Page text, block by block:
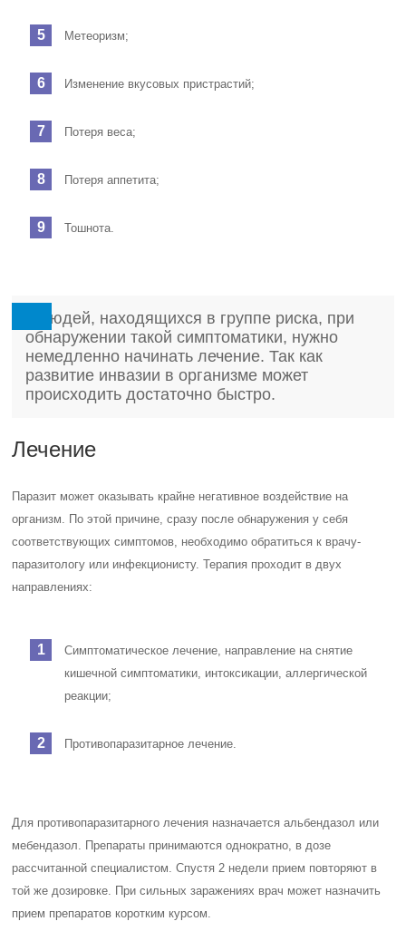
Метеоризм;
Изменение вкусовых пристрастий;
Потеря веса;
Потеря аппетита;
Тошнота.
У людей, находящихся в группе риска, при
обнаружении такой симптоматики, нужно
немедленно начинать лечение. Так как
развитие инвазии в организме может
происходить достаточно быстро.
Лечение
Паразит может оказывать крайне негативное воздействие на
организм. По этой причине, сразу после обнаружения у себя
соответствующих симптомов, необходимо обратиться к врачу-
паразитологу или инфекционисту. Терапия проходит в двух
направлениях:
Симптоматическое лечение, направление на снятие
кишечной симптоматики, интоксикации, аллергической
реакции;
Противопаразитарное лечение.
Для противопаразитарного лечения назначается альбендазол или
мебендазол. Препараты принимаются однократно, в дозе
рассчитанной специалистом. Спустя 2 недели прием повторяют в
той же дозировке. При сильных заражениях врач может назначить
прием препаратов коротким курсом.